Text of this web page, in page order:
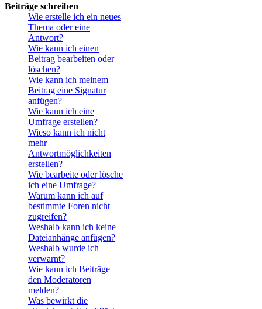
Beiträge schreiben
Wie erstelle ich ein neues
Thema oder eine
Antwort?
Wie kann ich einen
Beitrag bearbeiten oder
löschen?
Wie kann ich meinem
Beitrag eine Signatur
anfügen?
Wie kann ich eine
Umfrage erstellen?
Wieso kann ich nicht
mehr
Antwortmöglichkeiten
erstellen?
Wie bearbeite oder lösche
ich eine Umfrage?
Warum kann ich auf
bestimmte Foren nicht
zugreifen?
Weshalb kann ich keine
Dateianhänge anfügen?
Weshalb wurde ich
verwarnt?
Wie kann ich Beiträge
den Moderatoren
melden?
Was bewirkt die